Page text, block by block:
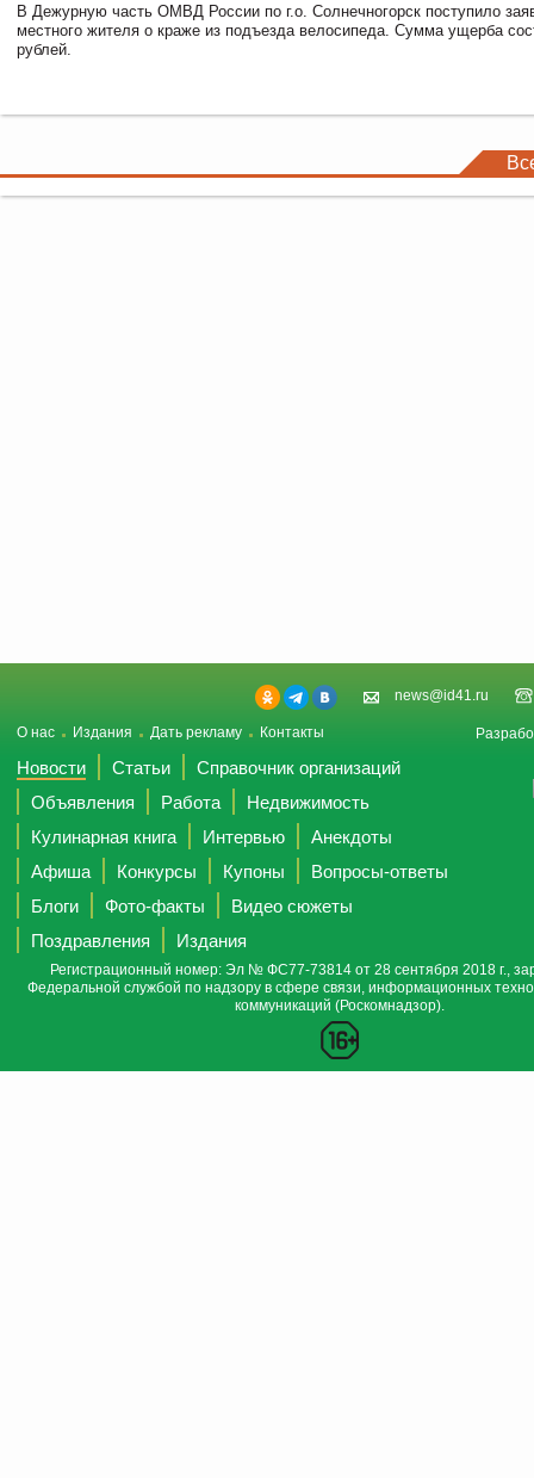
В Дежурную часть ОМВД России по г.о. Солнечногорск поступило
местного жителя о краже из подъезда велосипеда. Сумма ущерба
рублей.
news@id41.ru
О нас Издания Дать рекламу Контакты
Новости Статьи
Справочник организаций
Объявления
Работа
Недвижимость
Кулинарная книга
Интервью
Анекдоты
Афиша
Конкурсы Купоны
Вопросы-ответы
Блоги
Фото-факты
Видео сюжеты
Поздравления
Издания
Регистрационный номер: Эл № ФС77-73814 от 28 сентября 2018 г.,
Федеральной службой по надзору в сфере связи, информационных
коммуникаций (Роскомнадзор).